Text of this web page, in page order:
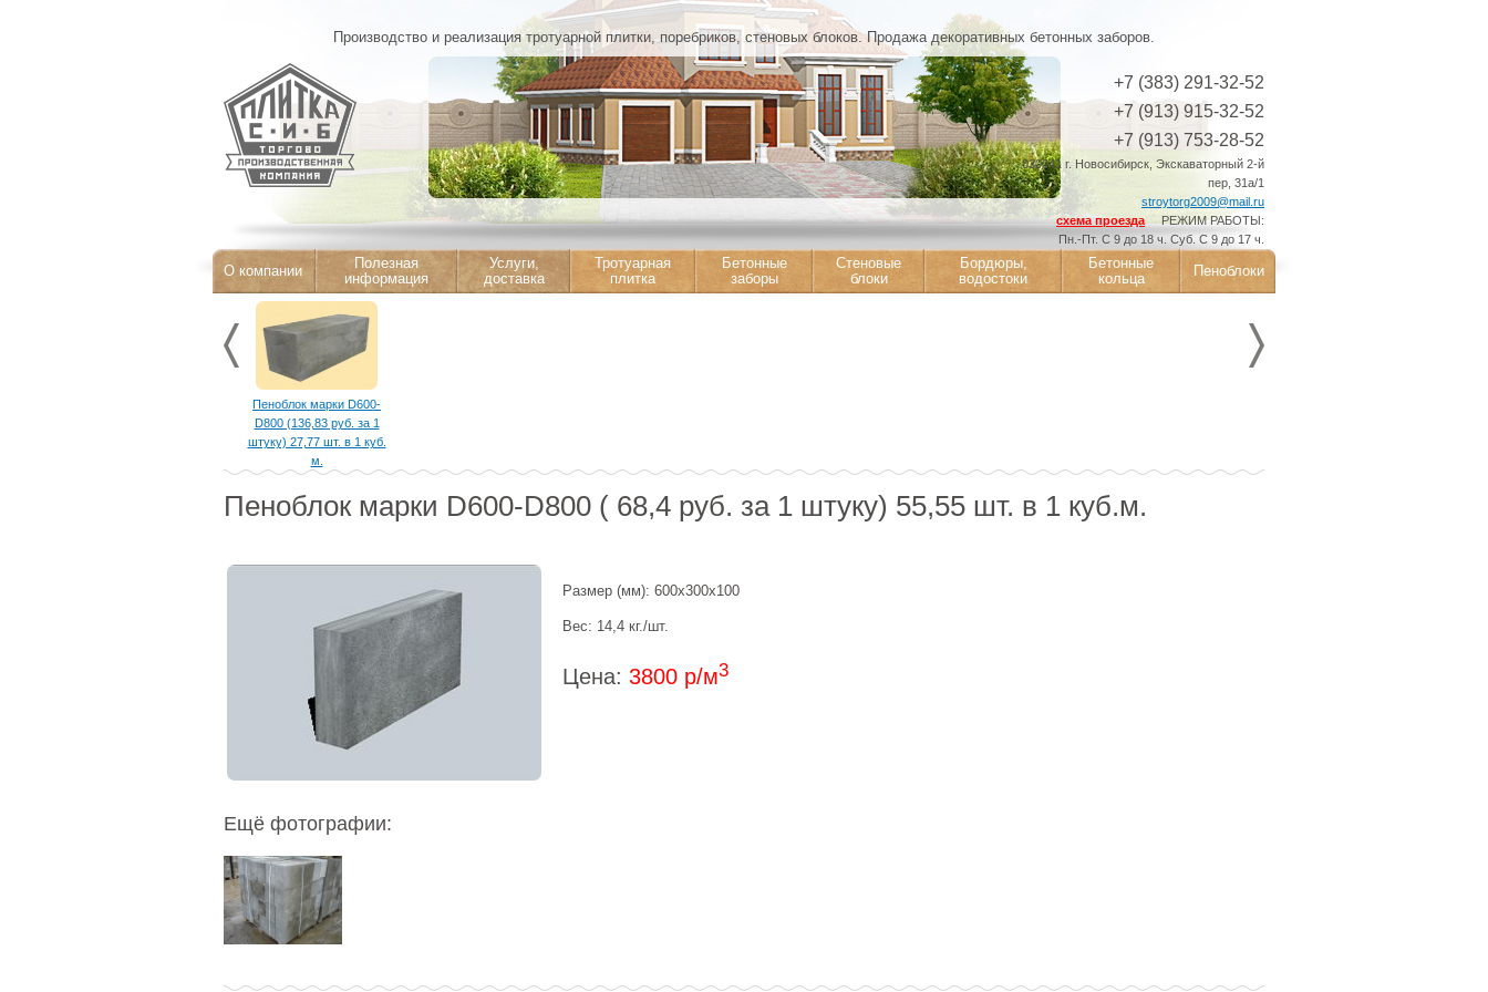
Производство и реализация тротуарной плитки, поребриков, стеновых блоков. Продажа декоративных бетонных заборов.
+7 (383) 291-32-52
+7 (913) 915-32-52
+7 (913) 753-28-52
630041 г. Новосибирск, Экскаваторный 2-й
пер, 31а/1
stroytorg2009@mail.ru
схема проезда РЕЖИМ РАБОТЫ:
Пн.-Пт. С 9 до 18 ч. Суб. С 9 до 17 ч.
О компании
Полезная
информация
Услуги,
доставка
Тротуарная
плитка
Бетонные
заборы
Стеновые
блоки
Бордюры,
водостоки
Бетонные
кольца
Пеноблоки
Пеноблок марки D600-
D800 (136,83 руб. за 1
штуку) 27,77 шт. в 1 куб.
м.
Пеноблок марки D600-D800 ( 68,4 руб. за 1 штуку) 55,55 шт. в 1 куб.м.
Размер (мм): 600х300х100
Вес: 14,4 кг./шт.
Цена: 3800 р/м3
Ещё фотографии: